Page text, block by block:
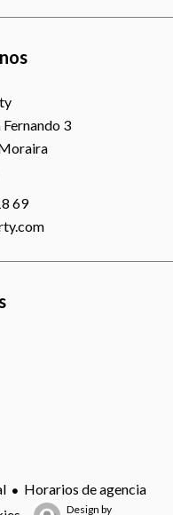
3
69
Horarios de agencia
Design by